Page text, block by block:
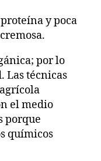
y poca
por lo
Las técnicas
el medio
porque
químicos